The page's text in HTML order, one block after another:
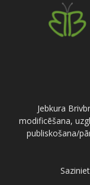
Jebkura
modificēšana,
publiskošana/